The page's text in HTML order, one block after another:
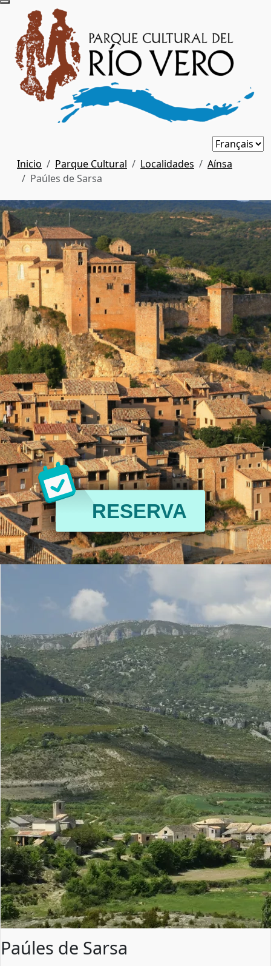
Inicio Parque Cultural Localidades
Aínsa
Paúles de Sarsa
RESERVA
Paúles de Sarsa